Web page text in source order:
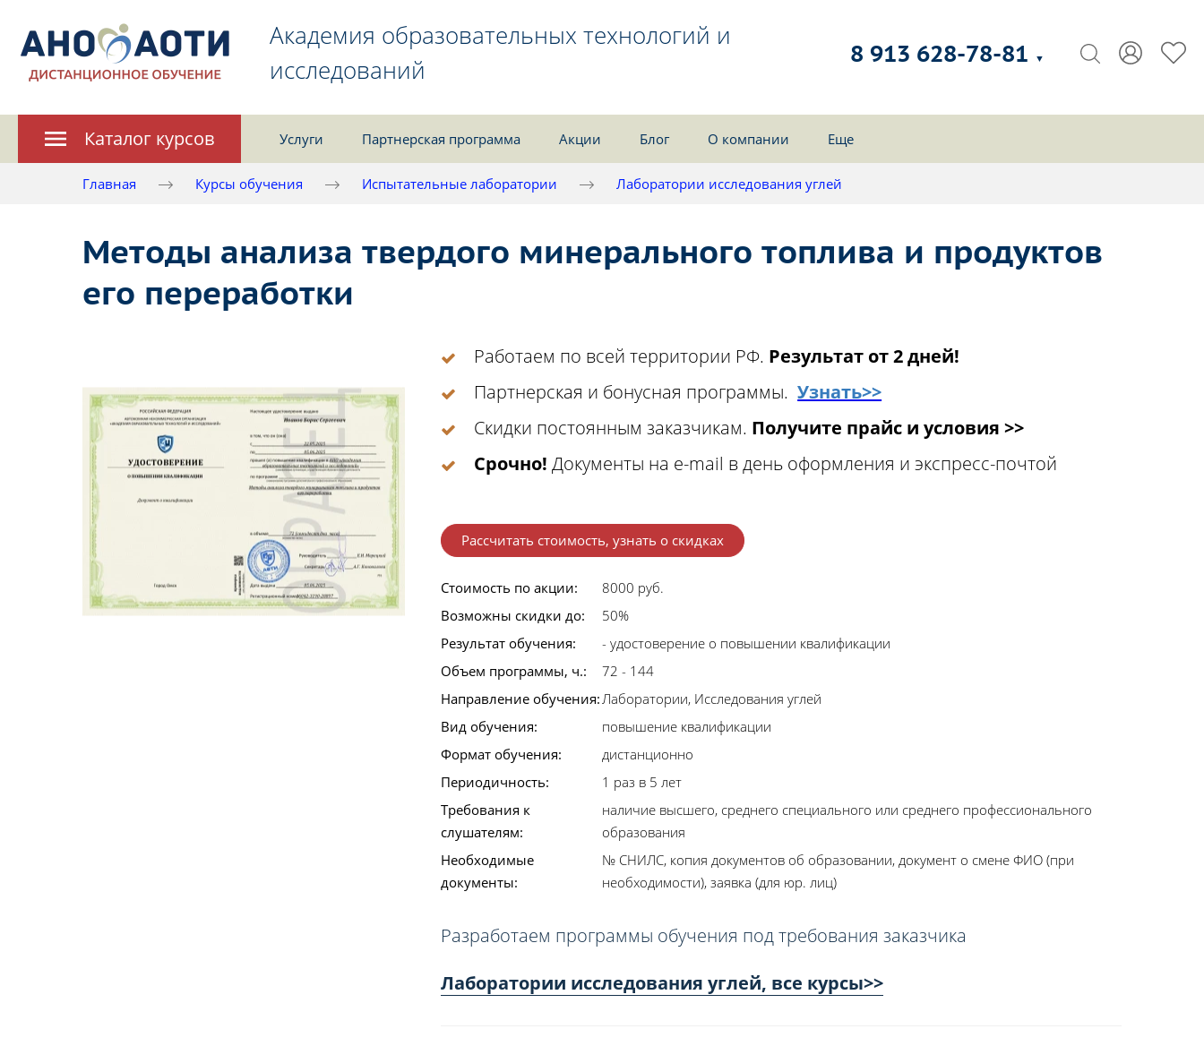
Академия образовательных технологий и
исследований
8 913 628-78-81 ▼
Каталог курсов Услуги Партнерская программа Акции Блог О компании Еще
Главная Курсы обучения Испытательные лаборатории Лаборатории исследования углей
Методы анализа твердого минерального топлива и продуктов
его переработки
Работаем по всей территории РФ. Результат от 2 дней!
Партнерская и бонусная программы.Узнать>>
Скидки постоянным заказчикам. Получите прайс и условия >>
Срочно! Документы на e-mail в день оформления и экспресс-почтой
Рассчитать стоимость, узнать о скидках
Стоимость по акции:
8000 руб.
Возможны скидки до:
50%
Результат обучения:
- удостоверение о повышении квалификации
Объем программы, ч.:
72 - 144
Направление обучения:Лаборатории, Исследования углей
Вид обучения:
повышение квалификации
Формат обучения:
дистанционно
Периодичность:
1 раз в 5 лет
Требования к
слушателям:
наличие высшего, среднего специального или среднего профессионального
образования
Необходимые
документы:
№ СНИЛС, копия документов об образовании, документ о смене ФИО (при
необходимости), заявка (для юр. лиц)
Разработаем программы обучения под требования заказчика
Лаборатории исследования углей, все курсы>>